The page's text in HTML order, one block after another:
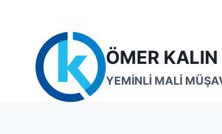
content
ÖMER KALIN
YEMİNLİ MALİ